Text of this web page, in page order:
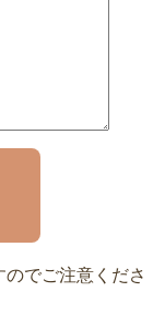
でご注意くださ